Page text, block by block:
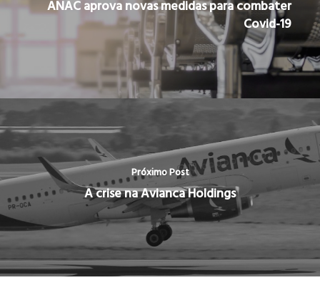
ANAC aprova novas medidas para combater
Covid-19
Próximo Post
A crise na Avianca Holdings